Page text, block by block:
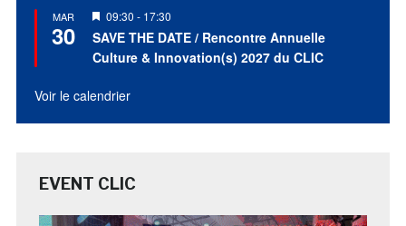
MAR
30
Mis
en
avant
09:30 - 17:30
SAVE THE DATE / Rencontre Annuelle
Culture & Innovation(s) 2027 du CLIC
Voir le calendrier
EVENT CLIC